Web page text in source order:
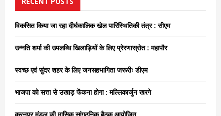
f
o
विकसित किया जा रहा दीर्घकालिक खेल पारिस्थितिकी तंत्र : सीएम
उन्नति शर्मा की उपलब्धि खिलाड़ियों के लिए प्रेरणास्रोत : महापौर
स्वच्छ एवं सुंदर शहर के लिए जनसहभागिता जरूरीः डीएम
भाजपा को सत्ता से उखाड़ फेंकना होगा : मल्लिकार्जुन खरगे